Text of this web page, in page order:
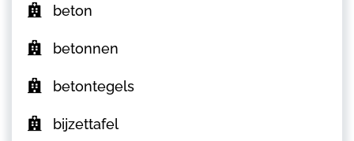
beton
betonnen
betontegels
bijzettafel